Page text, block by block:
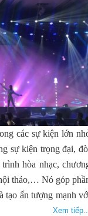
các sự kiện lớn
sự kiện trọng đại,
hòa nhạc,
thảo,… Nó góp
tạo ấn tượng mạnh
Xem